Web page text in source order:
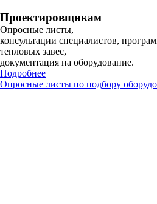
Проектировщикам
Опросные листы,
консультации специалистов,
тепловых завес,
документация на оборудование.
Подробнее
Опросные листы по подбору